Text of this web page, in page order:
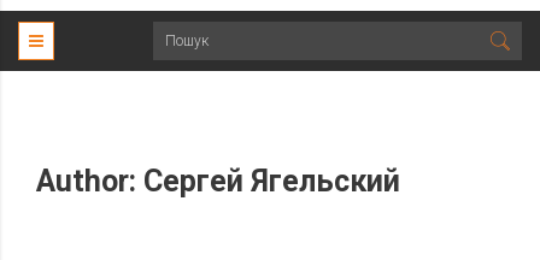
Author: Сергей Ягельский